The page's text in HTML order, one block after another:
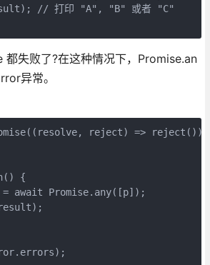
// 打印 "A", "B" 或者 "C"
失败了?在这种情况下，Promise.an
异常。
reject) => reject());
{
await Promise.any([p]);